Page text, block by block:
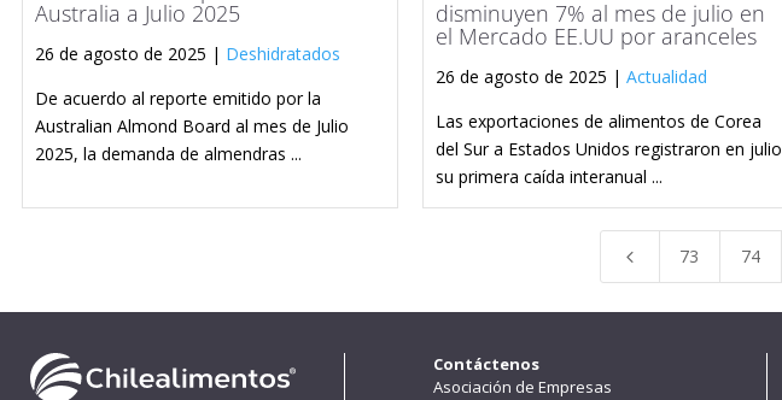
Australia a Julio 2025
26 de agosto de 2025 | Deshidratados
De acuerdo al reporte emitido por la
Australian Almond Board al mes de Julio
2025, la demanda de almendras ...
disminuyen 7% al mes de julio en
el Mercado EE.UU por aranceles
26 de agosto de 2025 | Actualidad
Las exportaciones de alimentos de Corea
del Sur a Estados Unidos registraron en julio
su primera caída interanual ...
4 73 74
Contáctenos
Asociación de Empresas